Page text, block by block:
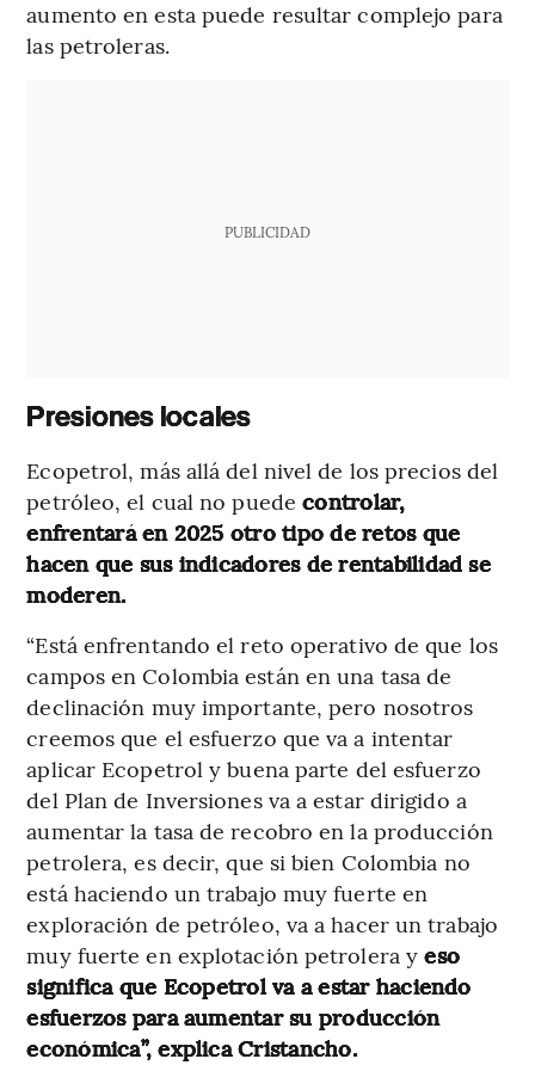
aumento en esta puede resultar complejo para
las petroleras.
PUBLICIDAD
Presiones locales
Ecopetrol, más allá del nivel de los precios del
petróleo, el cual no puedecontrolar,
enfrentará en 2025 otro tipo de retos que
hacen que sus indicadores de rentabilidad se
moderen.
“Está enfrentando el reto operativo de que los
campos en Colombia están en una tasa de
declinación muy importante, pero nosotros
creemos que el esfuerzo que va a intentar
aplicar Ecopetrol y buena parte del esfuerzo
del Plan de Inversiones va a estar dirigido a
aumentar la tasa de recobro en la producción
petrolera, es decir, que si bien Colombia no
está haciendo un trabajo muy fuerte en
exploración de petróleo, va a hacer un trabajo
muy fuerte en explotación petrolera y eso
significa que Ecopetrol va a estar haciendo
esfuerzos para aumentar su producción
económica”, explica Cristancho.